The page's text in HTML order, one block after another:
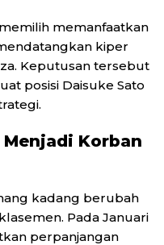
memanfaatkan
kiper
Keputusan tersebut
posisi Daisuke Sato
Korban
kadang berubah
Pada Januari
perpanjangan